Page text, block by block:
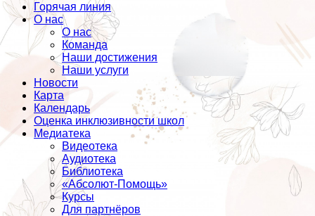
Горячая линия
О нас
О нас
Команда
Наши достижения
Наши услуги
Новости
Карта
Календарь
Оценка инклюзивности школ
Медиатека
Видеотека
Аудиотека
Библиотека
«Абсолют-Помощь»
Курсы
Для партнёров